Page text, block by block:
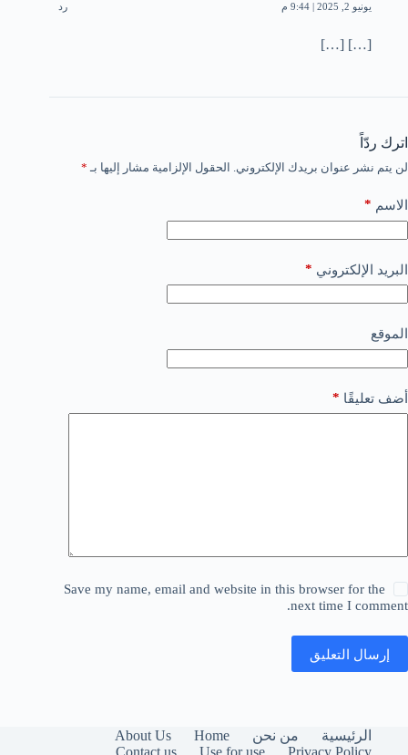
يونيو 2, 2025 | 9:44 م رد
[…] […]
اترك ردّاً
لن يتم نشر عنوان بريدك الإلكتروني. الحقول الإلزامية مشار إليها بـ *
الاسم *
البريد الإلكتروني *
الموقع
أضف تعليقًا *
Save my name, email and website in this browser for the
next time I comment.
إرسال التعليق
الرئيسية من نحن Home
About Us
Privacy Policy
Use for use
Contact us